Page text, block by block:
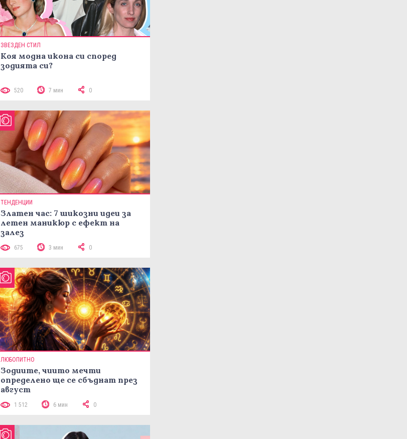
ЗВЕЗДЕН СТИЛ
Коя модна икона си според
зодията си?
520 7 мин 0
ТЕНДЕНЦИИ
Златен час: 7 шикозни идеи за
летен маникюр с ефект на
залез
675 3 мин 0
ЛЮБОПИТНО
Зодиите, чиито мечти
определено ще се сбъднат през
август
1 512 6 мин 0